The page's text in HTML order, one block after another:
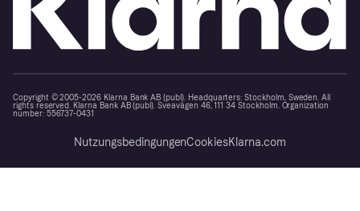
Copyright © 2005-2026 Klarna Bank AB (publ). Headquarters: Stockholm, Sweden. All
rights reserved. Klarna Bank AB (publ). Sveavägen 46, 111 34 Stockholm. Organization
number: 556737-0431
NutzungsbedingungenCookiesKlarna.com